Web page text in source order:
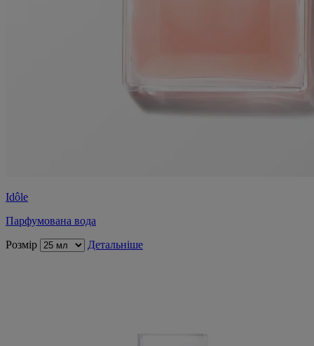
Idôle
Парфумована вода
Розмір
Детальніше